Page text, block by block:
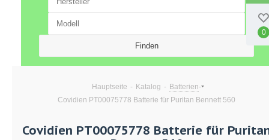
Hauptseite - Katalog - Batterien-
Covidien PT00075778 Batterie für Puritan Bennett 560
Covidien PT00075778 Batterie für
0